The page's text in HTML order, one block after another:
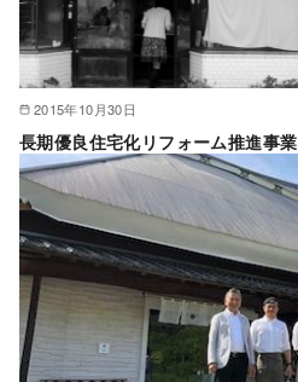
2015年10月30日
長期優良住宅化リフォーム推進事業